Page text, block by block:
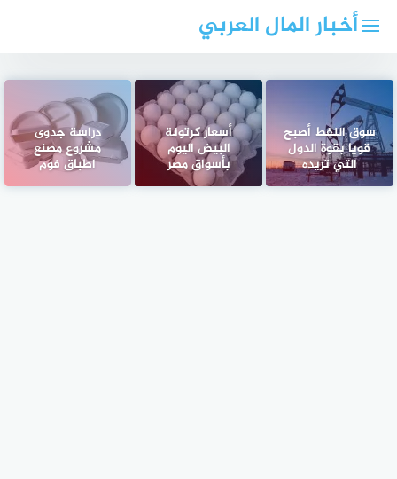
أخبار المال العربي
سوق النفط أصبح
قويا بقوة الدول
التي تريده
أسعار كرتونة
البيض اليوم
بأسواق مصر
دراسة جدوى
مشروع مصنع
اطباق فوم